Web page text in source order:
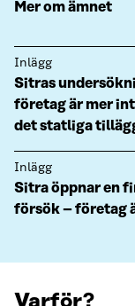
Mer om ämnet
Inlägg
Sitras
företag är mer
det statliga
Inlägg
Sitra öppnar en
försök – företag